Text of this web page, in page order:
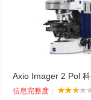
信息完整度：